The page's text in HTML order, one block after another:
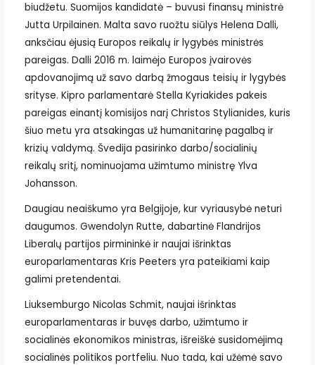
biudžetu. Suomijos kandidatė – buvusi finansų ministrė
Jutta Urpilainen. Malta savo ruožtu siūlys Helena Dalli,
anksčiau ėjusią Europos reikalų ir lygybės ministrės
pareigas. Dalli 2016 m. laimėjo Europos įvairovės
apdovanojimą už savo darbą žmogaus teisių ir lygybės
srityse. Kipro parlamentarė Stella Kyriakides pakeis
pareigas einantį komisijos narį Christos Stylianides, kuris
šiuo metu yra atsakingas už humanitarinę pagalbą ir
krizių valdymą. Švedija pasirinko darbo/socialinių
reikalų sritį, nominuojama užimtumo ministrę Ylva
Johansson.
Daugiau neaiškumo yra Belgijoje, kur vyriausybė neturi
daugumos. Gwendolyn Rutte, dabartinė Flandrijos
Liberalų partijos pirmininkė ir naujai išrinktas
europarlamentaras Kris Peeters yra pateikiami kaip
galimi pretendentai.
Liuksemburgo Nicolas Schmit, naujai išrinktas
europarlamentaras ir buvęs darbo, užimtumo ir
socialinės ekonomikos ministras, išreiškė susidomėjimą
socialinės politikos portfeliu. Nuo tada, kai užėmė savo